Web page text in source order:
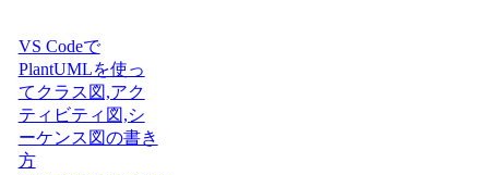
VS Codeで
PlantUMLを使っ
てクラス図,アク
ティビティ図,シ
ーケンス図の書き
方